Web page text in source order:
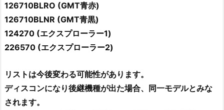
126710BLRO (GMT青赤)
126710BLNR (GMT青黒)
124270 (エクスプローラー1)
226570 (エクスプローラー2)
リストは今後変わる可能性があります。
ディスコンになり後継機種が出た場合、同一モデルとみな
されます。